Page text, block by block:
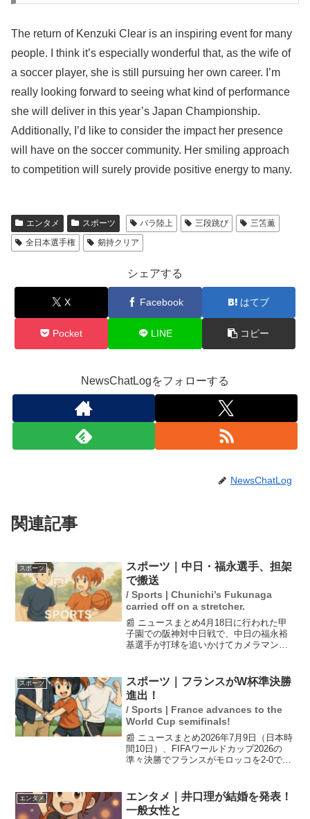
The return of Kenzuki Clear is an inspiring event for many
people. I think it’s especially wonderful that, as the wife of
a soccer player, she is still pursuing her own career. I’m
really looking forward to seeing what kind of performance
she will deliver in this year’s Japan Championship.
Additionally, I’d like to consider the impact her presence
will have on the soccer community. Her smiling approach
to competition will surely provide positive energy to many.
エンタメ スポーツ パラ陸上 三段跳び
三笘薫
全日本選手権
剱持クリア
シェアする
X Facebook はてブ
Pocket LINE コピー
NewsChatLogをフォローする
NewsChatLog
関連記事
スポーツ
スポーツ｜中日・福永選手、担架
で搬送
/ Sports | Chunichi’s Fukunaga
carried off on a stretcher.
📰 ニュースまとめ4月18日に行われた甲
子園での阪神対中日戦で、中日の福永裕
基選手が打球を追いかけてカメラマン席
時中断。審判やチームメイトが心配そう
に駆け寄る中、福永選手...
スポーツ
スポーツ｜フランスがW杯準決勝
進出！
/ Sports | France advances to the
World Cup semifinals!
📰 ニュースまとめ2026年7月9日（日本時
間10日）、FIFAワールドカップ2026の
準々決勝でフランスがモロッコを2-0で下
人技によるもので、その後デンベレが
追...
エンタメ
エンタメ｜井口理が結婚を発表！
一般女性と